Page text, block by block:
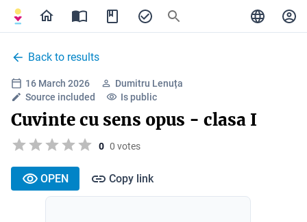
Back to results
16 March 2026
Dumitru Lenuța
Source included
Is public
Cuvinte cu sens opus - clasa I
0 0 votes
OPEN Copy link